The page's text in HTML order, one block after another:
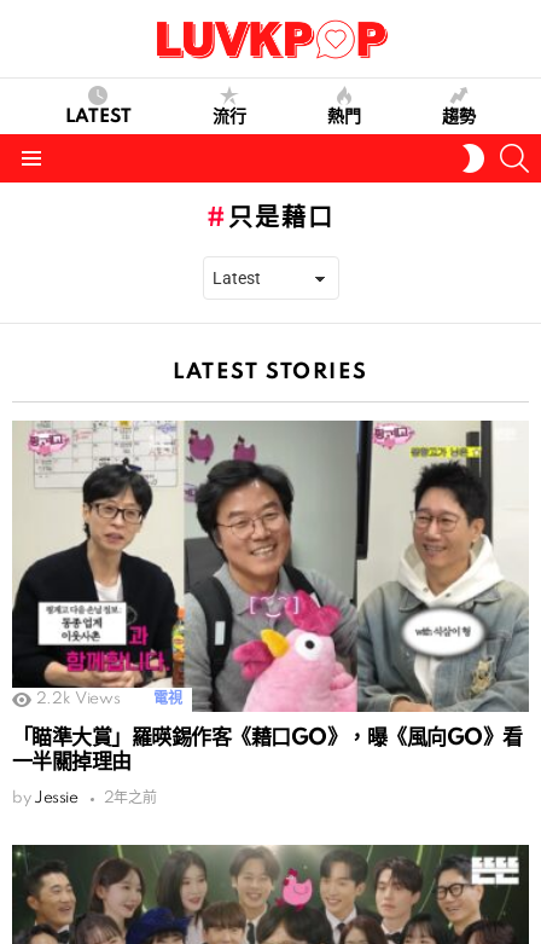
LATEST 流行 熱門 趨勢
SKIN
只是藉口
LATEST STORIES
2.2k Views 電視
「瞄準大賞」羅暎錫作客《藉口GO》，曝《風向GO》看
一半關掉理由
by Jessie 2年之前